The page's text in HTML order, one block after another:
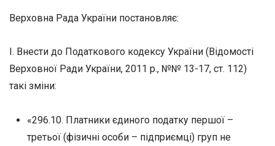
Верховна Рада України постановляє:
І. Внести до Податкового кодексу України (Відомості
Верховної Ради України, 2011 р., №№ 13-17, ст. 112)
такі зміни:
«296.10. Платники єдиного податку першої –
третьої (фізичні особи – підприємці) груп не